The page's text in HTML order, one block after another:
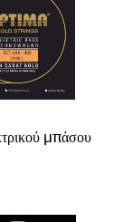
μπάσου